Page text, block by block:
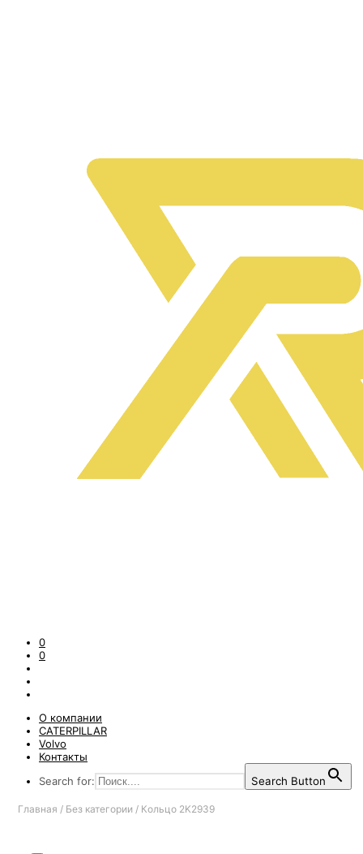
0
0
О компании
CATERPILLAR
Volvo
Контакты
Search for:
Search Button
Главная / Без категории / Кольцо 2K2939